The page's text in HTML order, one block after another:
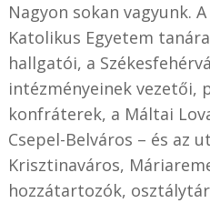
Nagyon sokan vagyunk.
Katolikus Egyetem
hallgatói, a
intézményeinek vezetői,
konfráterek, a Máltai
Csepel-Belváros – és az
Krisztinaváros,
hozzátartozók,